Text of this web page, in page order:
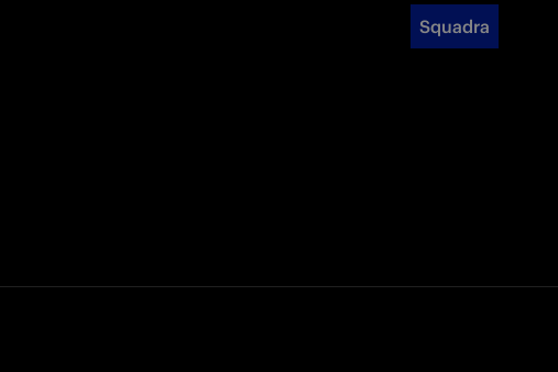
Squadra